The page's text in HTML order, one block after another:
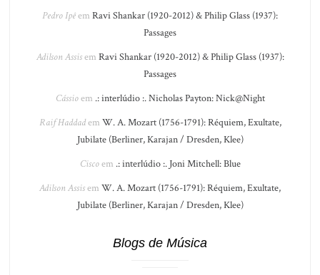
Pedro Ipêem Ravi Shankar (1920-2012) & Philip Glass (1937):
Passages
Adilson Assisem Ravi Shankar (1920-2012) & Philip Glass (1937):
Passages
Cássioem .: interlúdio :. Nicholas Payton: Nick@Night
Raif Haddadem W. A. Mozart (1756-1791): Réquiem, Exultate,
Jubilate (Berliner, Karajan / Dresden, Klee)
Ciscoem .: interlúdio :. Joni Mitchell: Blue
Adilson Assisem W. A. Mozart (1756-1791): Réquiem, Exultate,
Jubilate (Berliner, Karajan / Dresden, Klee)
Blogs de Música